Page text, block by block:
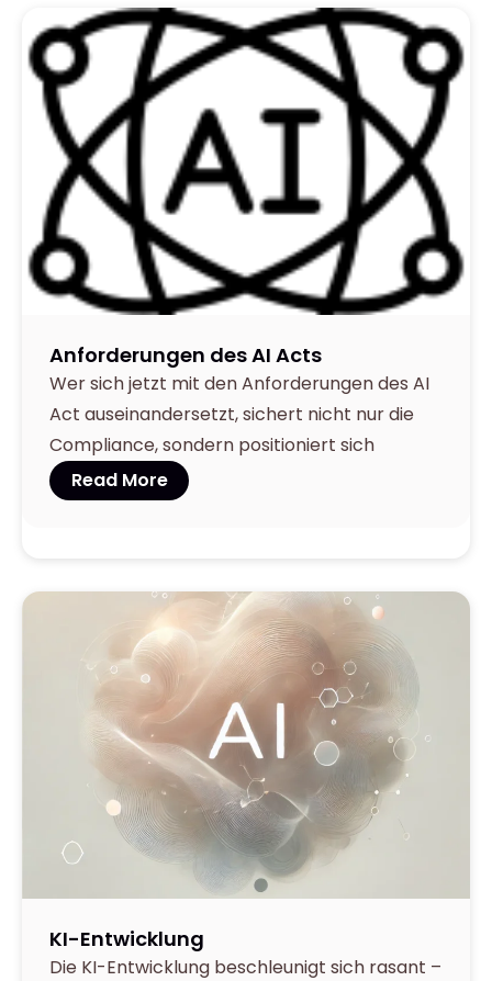
March 27,
2025
Anforderungen des AI Acts
Wer sich jetzt mit den Anforderungen des AI
Act auseinandersetzt, sichert nicht nur die
Compliance, sondern positioniert sich
Read More
March 27,
KI-Entwicklung
Die KI-Entwicklung beschleunigt sich rasant –